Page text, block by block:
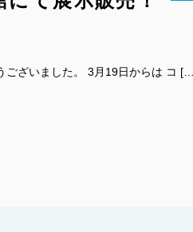
ございました。 3月19日からは コ